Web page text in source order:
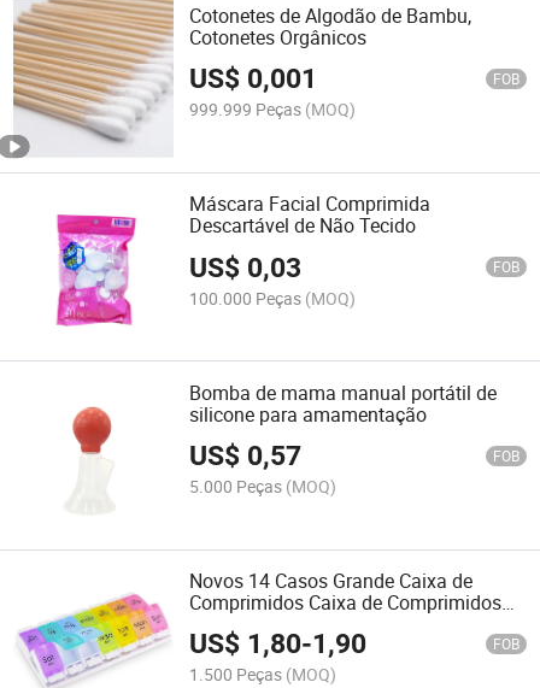
Cotonetes de Algodão de Bambu,
Cotonetes Orgânicos
US$ 0,001 FOB
999.999 Peças (MOQ)
Máscara Facial Comprimida
Descartável de Não Tecido
US$ 0,03 FOB
100.000 Peças (MOQ)
Bomba de mama manual portátil de
silicone para amamentação
US$ 0,57 FOB
5.000 Peças (MOQ)
Novos 14 Casos Grande Caixa de
Comprimidos Caixa de Comprimidos
de Plástico 7 Organizador de
Comprimidos Diário com Cores do
Arco-Íris
US$ 1,80-1,90 FOB
1.500 Peças (MOQ)